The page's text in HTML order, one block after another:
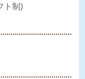
ト制)